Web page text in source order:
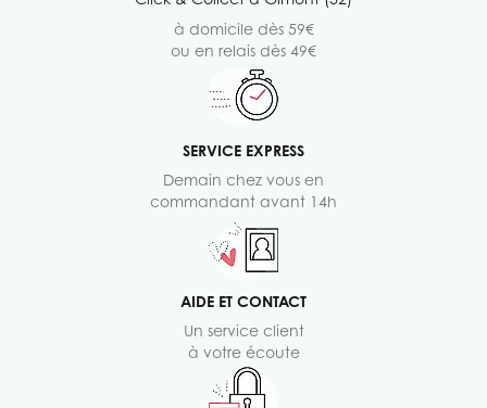
à domicile dès 59€
ou en relais dès 49€
SERVICE EXPRESS
Demain chez vous en
commandant avant 14h
AIDE ET CONTACT
Un service client
à votre écoute